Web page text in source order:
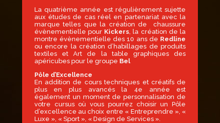
La quatrième année est régulièrement sujette
aux études de cas réel en partenariat avec la
marque telles que la création de chaussure
évènementielle pour Kickers , la création de la
montre évènementielle des 10 ans de Redline
ou encore la création d’habillages de produits
textiles et Art de la table graphiques des
apéricubes pour le groupe Bel
Pôle d’Excellence
En addition de cours techniques et créatifs de
plus en plus avancés la 4e année est
également un moment de personnalisation de
votre cursus où vous pourrez choisir un Pôle
d’excellence au choix entre « Entreprendre », «
Luxe », « Sport », « Design de Services ».